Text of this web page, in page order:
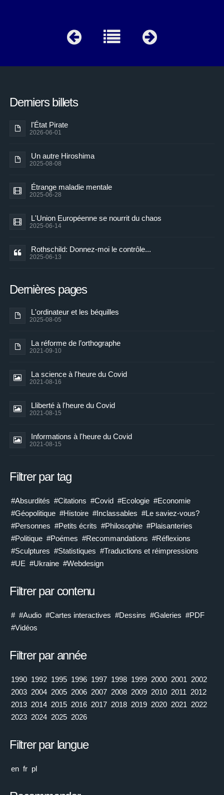
Derniers billets
l'État Pirate
2026-06-01
Un autre Hiroshima
2025-08-08
Étrange maladie mentale
2025-06-28
L'Union Européenne se nourrit du chaos
2025-06-14
Rothschild: Donnez-moi le contrôle...
2025-06-13
Dernières pages
L'ordinateur et les béquilles
2025-08-05
La réforme de l’orthographe
2021-09-10
La science à l'heure du Covid
2021-08-16
Lliberté à l'heure du Covid
2021-08-15
Informations à l'heure du Covid
2021-08-15
Filtrer par tag
#Absurdités #Citations #Covid #Ecologie #Economie
#Géopolitique #Histoire #Inclassables #Le saviez-vous?
#Personnes #Petits écrits #Philosophie #Plaisanteries
#Politique #Poémes #Recommandations #Réflexions
#Sculptures #Statistiques #Traductions et réimpressions
#UE #Ukraine #Webdesign
Filtrer par contenu
# #Audio #Cartes interactives #Dessins #Galeries #PDF
#Vidéos
Filtrer par année
1990 1992 1995 1996 1997 1998 1999 2000 2001 2002
2003 2004 2005 2006 2007 2008 2009 2010 2011 2012
2013 2014 2015 2016 2017 2018 2019 2020 2021 2022
2023 2024 2025 2026
Filtrer par langue
en fr pl